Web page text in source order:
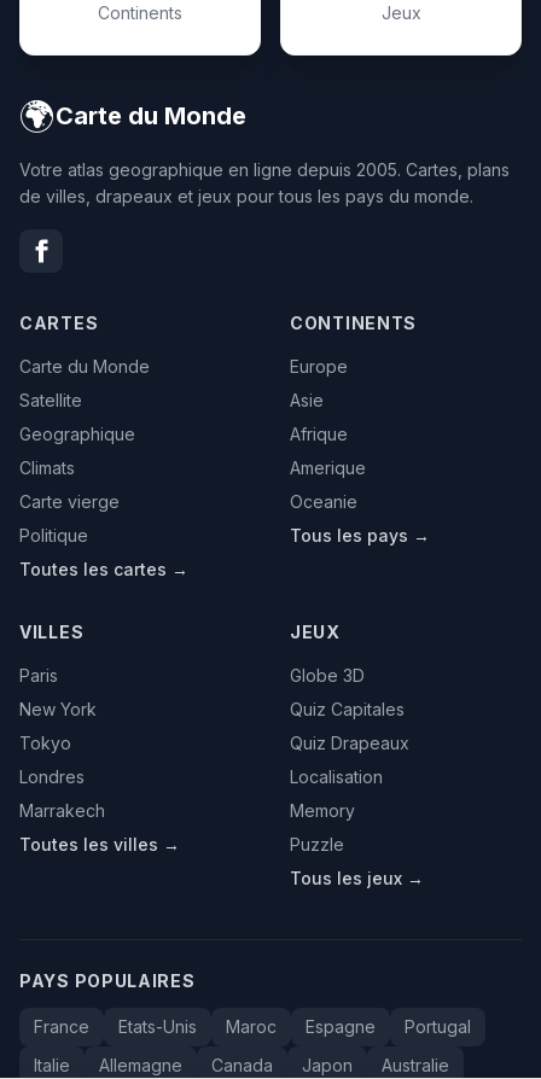
Continents Jeux
🌍Carte du Monde
Votre atlas geographique en ligne depuis 2005. Cartes, plans
de villes, drapeaux et jeux pour tous les pays du monde.
CARTES
Carte du Monde
Satellite
Geographique
Climats
Carte vierge
Politique
Toutes les cartes →
CONTINENTS
Europe
Asie
Afrique
Amerique
Oceanie
Tous les pays →
VILLES
Paris
New York
Tokyo
Londres
Marrakech
Toutes les villes →
JEUX
Globe 3D
Quiz Capitales
Quiz Drapeaux
Localisation
Memory
Puzzle
Tous les jeux →
PAYS POPULAIRES
France Etats-Unis Maroc Espagne
Portugal
Italie
Allemagne Canada Japon Australie